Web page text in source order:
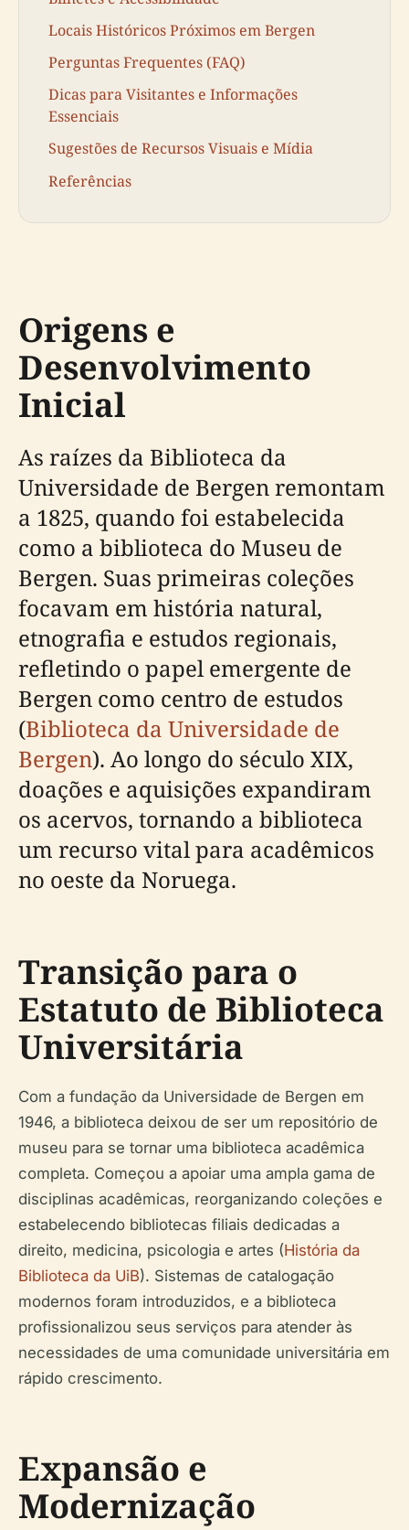
Locais Históricos Próximos em Bergen
Perguntas Frequentes (FAQ)
Dicas para Visitantes e Informações
Essenciais
Sugestões de Recursos Visuais e Mídia
Referências
Origens e
Desenvolvimento
Inicial
As raízes da Biblioteca da
Universidade de Bergen remontam
a 1825, quando foi estabelecida
como a biblioteca do Museu de
Bergen. Suas primeiras coleções
focavam em história natural,
etnografia e estudos regionais,
refletindo o papel emergente de
Bergen como centro de estudos
(Biblioteca da Universidade de
Bergen). Ao longo do século XIX,
doações e aquisições expandiram
os acervos, tornando a biblioteca
um recurso vital para acadêmicos
no oeste da Noruega.
Transição para o
Estatuto de Biblioteca
Universitária
Com a fundação da Universidade de Bergen em
1946, a biblioteca deixou de ser um repositório de
museu para se tornar uma biblioteca acadêmica
completa. Começou a apoiar uma ampla gama de
disciplinas acadêmicas, reorganizando coleções e
estabelecendo bibliotecas filiais dedicadas a
direito, medicina, psicologia e artes (História da
Biblioteca da UiB). Sistemas de catalogação
modernos foram introduzidos, e a biblioteca
profissionalizou seus serviços para atender às
necessidades de uma comunidade universitária em
rápido crescimento.
Expansão e
Modernização